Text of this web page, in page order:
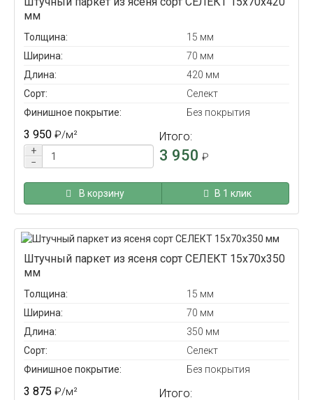
мм
Толщина:
15 мм
Ширина:
70 мм
Длина:
420 мм
Сорт:
Селект
Финишное покрытие:
Без покрытия
3 950 ₽/м²
+
−
Итого:
3 950 ₽
В корзину В 1 клик
Штучный паркет из ясеня сорт СЕЛЕКТ 15x70x350
мм
Толщина:
15 мм
Ширина:
70 мм
Длина:
350 мм
Сорт:
Селект
Финишное покрытие:
Без покрытия
3 875 ₽/м² Итого: